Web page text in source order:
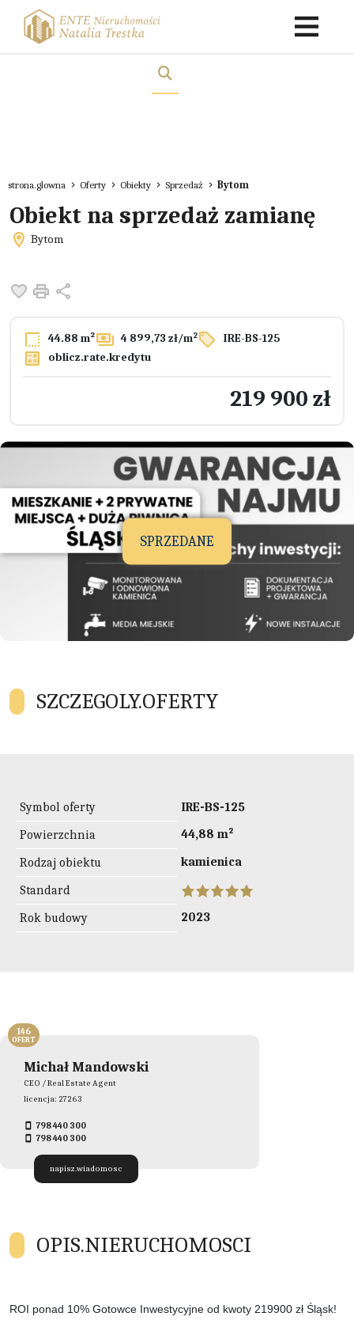
strona.glowna Oferty Obiekty Sprzedaż Bytom
Obiekt na sprzedaż zamianę
Bytom
Dodaj do ulubionych
Drukuj
44.88 m² 4 899,73 zł/m2
IRE-BS-125
oblicz.rate.kredytu
219 900 zł
SPRZEDANE
SZCZEGOLY.OFERTY
Symbol oferty
IRE-BS-125
Powierzchnia
44,88 m²
Rodzaj obiektu
kamienica
Standard
Rok budowy
2023
Michał Mandowski
CEO / Real Estate Agent
licencja: 27263
798 440 300
798 440 300
napisz.wiadomosc
146
OFERT
OPIS.NIERUCHOMOSCI
ROI ponad 10% Gotowce Inwestycyjne od kwoty 219900 zł Śląsk!